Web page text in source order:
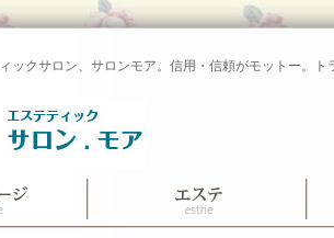
ックサロン、サロンモア。信用・信頼がモットー。ト